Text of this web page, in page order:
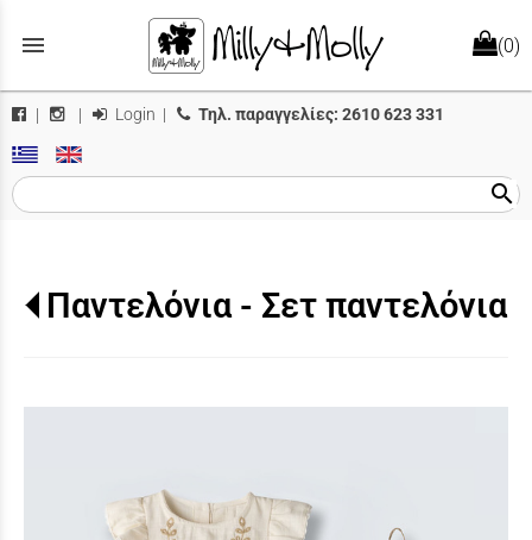
menu (0)
| | Login | Τηλ. παραγγελίες: 2610 623 331
search
Παντελόνια - Σετ παντελόνια